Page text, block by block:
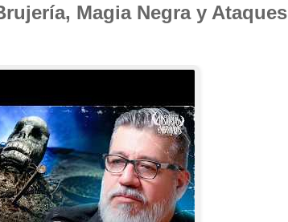
Magia Negra y Ataques